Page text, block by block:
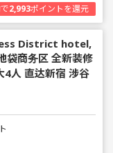
2,993ポイントを還元
District hotel,
商务区 全新装修
4人 直达新宿 涉谷